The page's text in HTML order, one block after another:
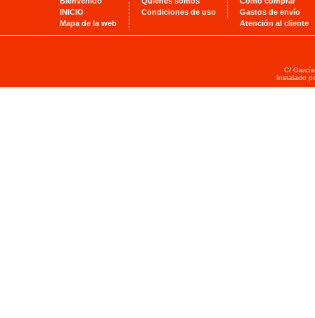
INICIO
Mapa de la web
Condiciones de uso
Gastos de envío
Atención al cliente
C/
Instalado